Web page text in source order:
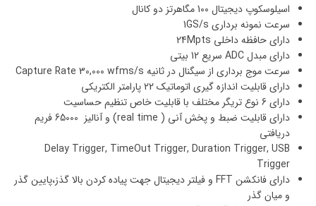
اسیلوسکوپ دیجیتال 100 مگاهرتز دو کانال
سرعت نمونه برداری 1GS/s
دارای حافظه داخلی 24Mpts
دارای مبدل ADC سریع 12 بیتی
سرعت موج برداری از سیگنال در ثانیه Capture Rate 30,000 wfms/s
دارای قابلیت اندازه گیری اتوماتیک 22 پارامتر الکتریکی
دارای 6 نوع تریگر مختلف با قابلیت خاص تنظیم حساسیت
دارای قابلیت ضبط و پخش آنی ( real time) و آنالیز 65000 فریم
دریافتی
Delay Trigger, TimeOut Trigger, Duration Trigger, USB
Trigger
دارای فانکشن FFT و فیلتر دیجیتال جهت پیاده کردن بالا گذز،پایین گذر
و میان گذر